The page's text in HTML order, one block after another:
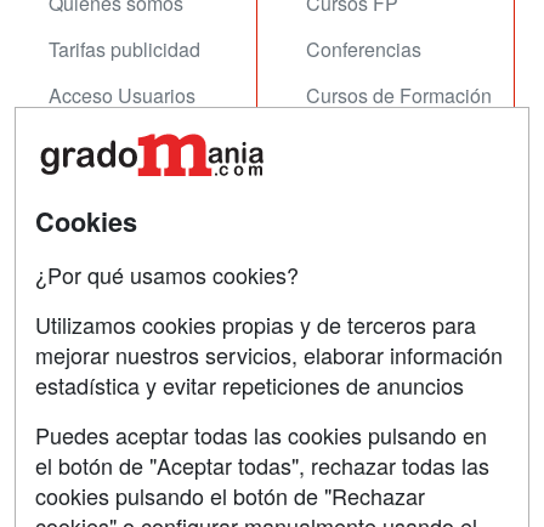
Tarifas publicidad
Acceso Usuarios
Acceso Centros
Conferencias
Cursos de Formación
Contactar
Copyleft
Grupo formazion:
Cookies
¿Por qué usamos cookies?
Utilizamos cookies propias y de terceros para
mejorar nuestros servicios, elaborar información
estadística y evitar repeticiones de anuncios
Puedes aceptar todas las cookies pulsando en
el botón de "Aceptar todas", rechazar todas las
cookies pulsando el botón de "Rechazar